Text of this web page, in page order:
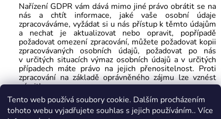
Tento web používá soubory cookie. Dalším procházením
tohoto webu vyjadřujete souhlas s jejich používáním.. Více
Nařízení GDPR vám dává mimo jiné právo obrátit se na
nás a chtít informace, jaké vaše osobní údaje
zpracováváme, vyžádat si u nás přístup k těmto údajům
a nechat je aktualizovat nebo opravit, popřípadě
požadovat omezení zpracování, můžete požadovat kopii
zpracovávaných osobních údajů, požadovat po nás
v určitých situacích výmaz osobních údajů a v určitých
případech máte právo na jejich přenositelnost. Proti
zpracování na základě oprávněného zájmu lze vznést
námitku.
Pokud si myslíte, že s daty nenakládáme správně, máte